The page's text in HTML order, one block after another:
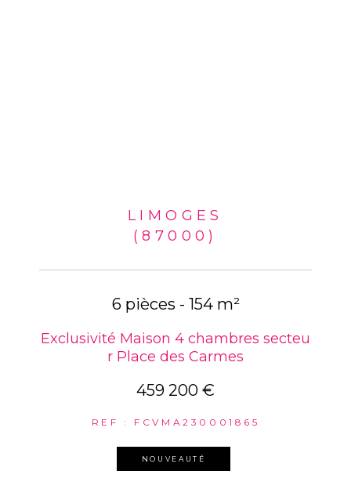
LIMOGES
(87000)
6 pièces - 154 m²
Exclusivité Maison 4 chambres secteu
r Place des Carmes
459 200 €
REF : FCVMA230001865
NOUVEAUTÉ